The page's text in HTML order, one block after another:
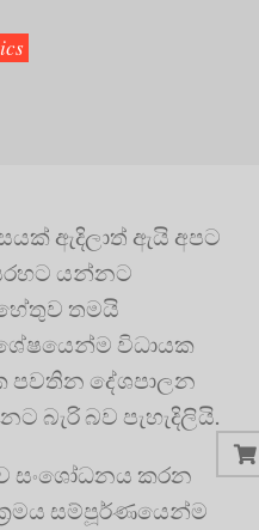
ඇදිලාත් ඇයි අපට
යන්නට
තමයි
විධායක
පවතින දේශපාලන
බැරි බව පැහැදිලියි.
සංශෝධනය කරන
සම්පූර්ණයෙන්ම